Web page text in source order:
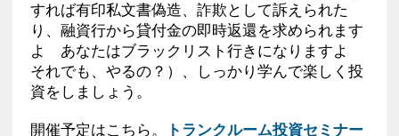
すれば有印私文書偽造、詐欺として訴えられた
り、融資行から貸付金の即時返還を求められます
よ あなたはブラックリスト行きになりますよ
それでも、やるの？）、しっかり学んで楽しく投
資をしましょう。
開催予定はこちら。
トランクルーム投資セミナー